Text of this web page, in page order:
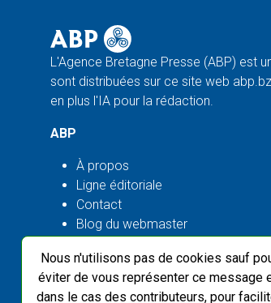
Nous n'utilisons pas de cookies sauf
éviter de vous représenter ce message
dans le cas des contributeurs, pour
L'Agence Bretagne Presse (ABP) est
sont distribuées sur ce site web
en plus l'IA pour la rédaction.
ABP
À propos
Ligne éditoriale
Contact
Blog du webmaster